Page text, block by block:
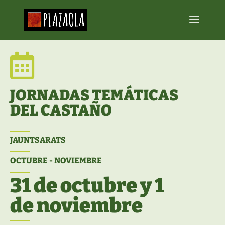

JORNADAS TEMÁTICAS
DEL CASTAÑO
JAUNTSARATS
OCTUBRE - NOVIEMBRE
31 de octubre y 1
de noviembre